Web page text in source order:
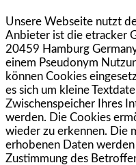
Unsere Webseite nutzt
Anbieter ist die etracker
20459 Hamburg
einem Pseudonym
können Cookies
es sich um kleine
Zwischenspeicher Ihres
werden. Die Cookies
wieder zu erkennen. Die
erhobenen Daten
Zustimmung des